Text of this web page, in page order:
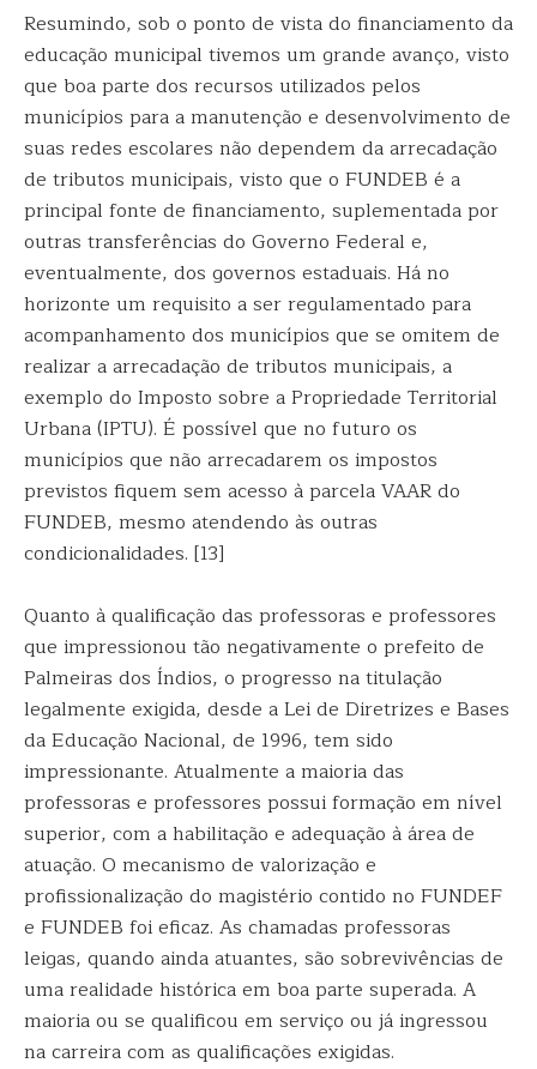
Resumindo, sob o ponto de vista do financiamento da
educação municipal tivemos um grande avanço, visto
que boa parte dos recursos utilizados pelos
municípios para a manutenção e desenvolvimento de
suas redes escolares não dependem da arrecadação
de tributos municipais, visto que o FUNDEB é a
principal fonte de financiamento, suplementada por
outras transferências do Governo Federal e,
eventualmente, dos governos estaduais. Há no
horizonte um requisito a ser regulamentado para
acompanhamento dos municípios que se omitem de
realizar a arrecadação de tributos municipais, a
exemplo do Imposto sobre a Propriedade Territorial
Urbana (IPTU). É possível que no futuro os
municípios que não arrecadarem os impostos
previstos fiquem sem acesso à parcela VAAR do
FUNDEB, mesmo atendendo às outras
condicionalidades. [13]
Quanto à qualificação das professoras e professores
que impressionou tão negativamente o prefeito de
Palmeiras dos Índios, o progresso na titulação
legalmente exigida, desde a Lei de Diretrizes e Bases
da Educação Nacional, de 1996, tem sido
impressionante. Atualmente a maioria das
professoras e professores possui formação em nível
superior, com a habilitação e adequação à área de
atuação. O mecanismo de valorização e
profissionalização do magistério contido no FUNDEF
e FUNDEB foi eficaz. As chamadas professoras
leigas, quando ainda atuantes, são sobrevivências de
uma realidade histórica em boa parte superada. A
maioria ou se qualificou em serviço ou já ingressou
na carreira com as qualificações exigidas.